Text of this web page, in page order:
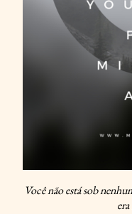
Você não está sob